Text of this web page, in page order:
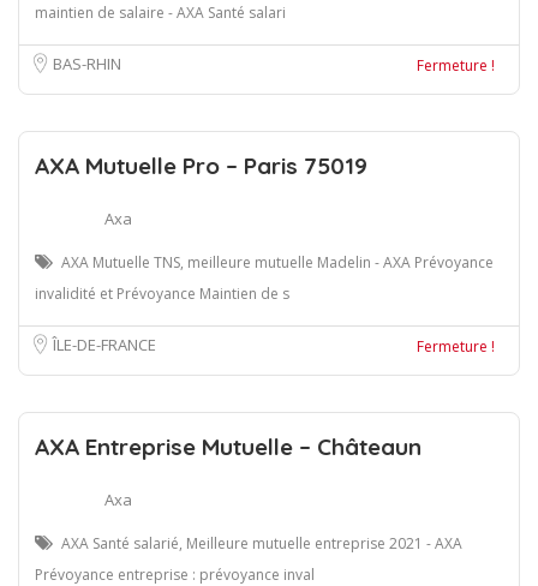
maintien de salaire - AXA Santé salari
BAS-RHIN Fermeture !
AXA Mutuelle Pro – Paris 75019
Axa
AXA Mutuelle TNS, meilleure mutuelle Madelin - AXA Prévoyance
invalidité et Prévoyance Maintien de s
ÎLE-DE-FRANCE Fermeture !
AXA Entreprise Mutuelle – Châteaun
Axa
AXA Santé salarié, Meilleure mutuelle entreprise 2021 - AXA
Prévoyance entreprise : prévoyance inval